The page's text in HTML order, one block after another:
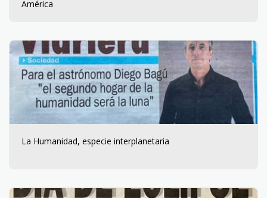
América
La Humanidad, especie interplanetaria